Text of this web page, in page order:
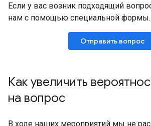
Если у вас возник подходящий
нам с помощью специальной формы.
Отправить вопрос
Как увеличить
на вопрос
В ходе наших мероприятий мы не